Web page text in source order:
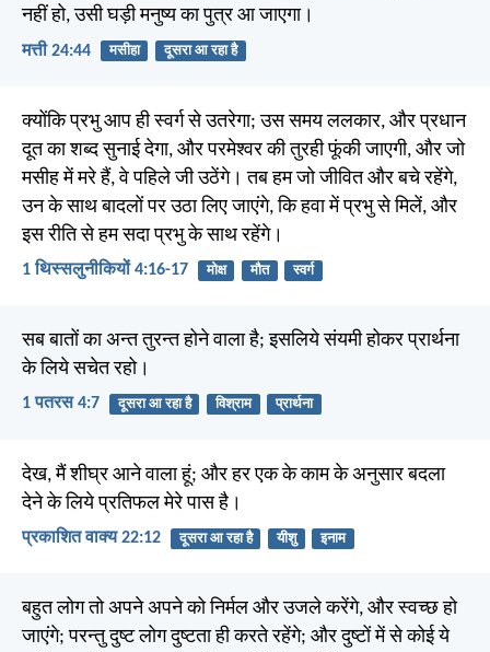
नहीं हो, उसी घड़ी मनुष्य का पुत्र आ जाएगा।
मत्ती 24:44 मसीहा दूसरा आ रहा है
क्योंकि प्रभु आप ही स्वर्ग से उतरेगा; उस समय ललकार, और प्रधान
दूत का शब्द सुनाई देगा, और परमेश्वर की तुरही फूंकी जाएगी, और जो
मसीह में मरे हैं, वे पहिले जी उठेंगे। तब हम जो जीवित और बचे रहेंगे,
उन के साथ बादलों पर उठा लिए जाएंगे, कि हवा में प्रभु से मिलें, और
इस रीति से हम सदा प्रभु के साथ रहेंगे।
1 थिस्सलुनीकियों 4:16-17 मोक्ष मौत स्वर्ग
सब बातों का अन्त तुरन्त होने वाला है; इसलिये संयमी होकर प्रार्थना
के लिये सचेत रहो।
1 पतरस 4:7 दूसरा आ रहा है विश्राम प्रार्थना
देख, मैं शीघ्र आने वाला हूं; और हर एक के काम के अनुसार बदला
देने के लिये प्रतिफल मेरे पास है।
प्रकाशित वाक्य 22:12 दूसरा आ रहा है यीशु इनाम
बहुत लोग तो अपने अपने को निर्मल और उजले करेंगे, और स्वच्छ हो
जाएंगे; परन्तु दुष्ट लोग दुष्टता ही करते रहेंगे; और दुष्टों में से कोई ये